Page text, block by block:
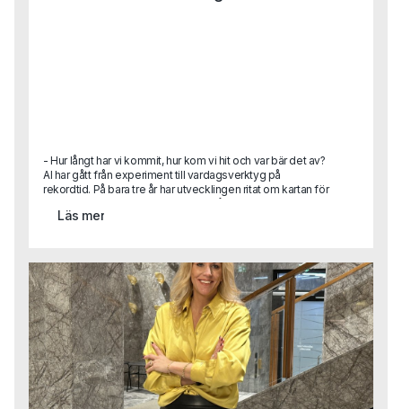
- Hur långt har vi kommit, hur kom vi hit och var bär det av?
AI har gått från experiment till vardagsverktyg på
rekordtid. På bara tre år har utvecklingen ritat om kartan för
samhället. Hur hamnade vi här, vad har egentligen hänt
som redan förändrat mer än många vågat förutspå.
Läs mer